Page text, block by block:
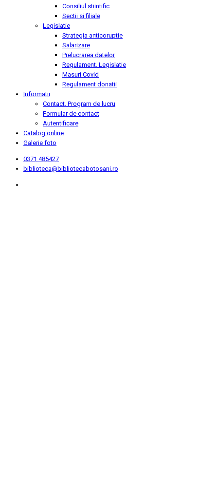
Consiliul stiintific
Sectii si filiale
Legislatie
Strategia anticoruptie
Salarizare
Prelucrarea datelor
Regulament. Legislatie
Masuri Covid
Regulament donatii
Informatii
Contact. Program de lucru
Formular de contact
Autentificare
Catalog online
Galerie foto
0371 485427
biblioteca@bibliotecabotosani.ro